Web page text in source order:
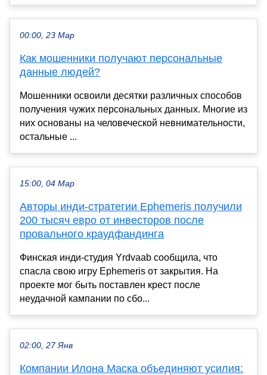
00:00, 23 Мар
Как мошенники получают персональные
данные людей?
Мошенники освоили десятки различных способов
получения чужих персональных данных. Многие из
них основаны на человеческой невнимательности,
остальные ...
15:00, 04 Мар
Авторы инди-стратегии Ephemeris получили
200 тысяч евро от инвесторов после
провального краудфандинга
Финская инди-студия Yrdvaab сообщила, что
спасла свою игру Ephemeris от закрытия. На
проекте мог быть поставлен крест после
неудачной кампании по сбо...
02:00, 27 Янв
Компании Илона Маска объединяют усилия: